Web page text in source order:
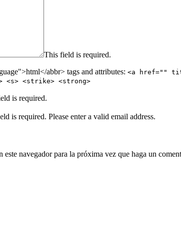
This field is required.
abbr> tags and attributes: <a href=""
<s> <strike> <strong>
is required.
is required. Please enter a valid email address.
navegador para la próxima vez que haga un